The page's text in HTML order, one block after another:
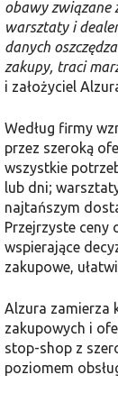
obawy związane
warsztaty i
danych
zakupy, traci
i założyciel
Według firmy
przez szeroką
wszystkie
lub dni;
najtańszym
Przejrzyste ceny
wspierające
zakupowe,
Alzura zamierza
zakupowych i
stop-shop z
poziomem